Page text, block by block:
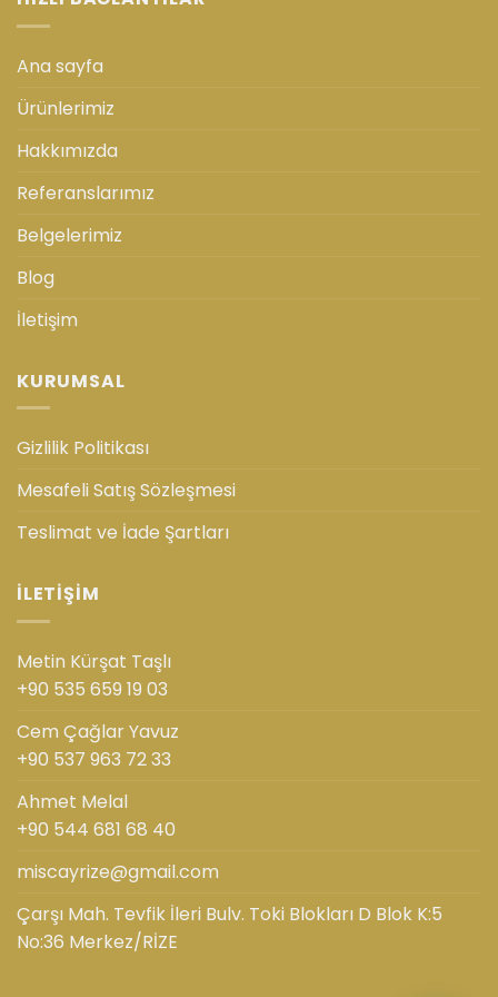
Ana sayfa
Ürünlerimiz
Hakkımızda
Referanslarımız
Belgelerimiz
Blog
İletişim
KURUMSAL
Gizlilik Politikası
Mesafeli Satış Sözleşmesi
Teslimat ve İade Şartları
İLETIŞIM
Metin Kürşat Taşlı
+90 535 659 19 03
Cem Çağlar Yavuz
+90 537 963 72 33
Ahmet Melal
+90 544 681 68 40
miscayrize@gmail.com
Çarşı Mah. Tevfik İleri Bulv. Toki Blokları D Blok K:5
No:36 Merkez/RİZE